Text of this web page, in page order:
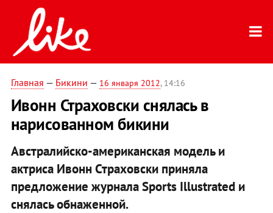
Главная — Бикини — 16 января 2012, 14:16
Ивонн Страховски снялась в
нарисованном бикини
Австралийско-американская модель и
актриса Ивонн Страховски приняла
предложение журнала Sports Illustrated и
снялась обнаженной.